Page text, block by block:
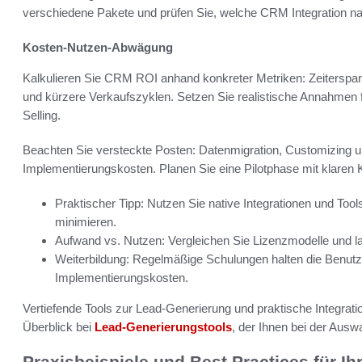
verschiedene Pakete und prüfen Sie, welche CRM Integration
Kosten-Nutzen-Abwägung
Kalkulieren Sie CRM ROI anhand konkreter Metriken:
und kürzere Verkaufszyklen. Setzen Sie realistische
Selling.
Beachten Sie versteckte Posten: Datenmigration, Customizing
Implementierungskosten. Planen Sie eine Pilotphase mit klaren
Praktischer Tipp: Nutzen Sie native Integrationen und
minimieren.
Aufwand vs. Nutzen: Vergleichen Sie Lizenzmodelle und
Weiterbildung: Regelmäßige Schulungen halten die
Implementierungskosten.
Vertiefende Tools zur Lead-Generierung und praktische
Überblick bei Lead-Generierungstools, der Ihnen bei der